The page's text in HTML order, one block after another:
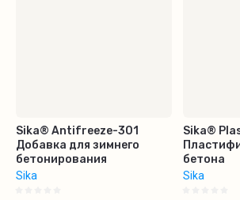
Sika® Antifreeze-301
Добавка для зимнего
бетонирования
Sika
Sika®
бетона
Sika